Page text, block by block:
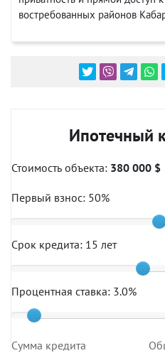
востребованных районов
Ипотечный
Стоимость объекта: 380 000 $
Первый взнос: 50%
Срок кредита: 15 лет
Процентная ставка: 3.0%
Cумма кредита